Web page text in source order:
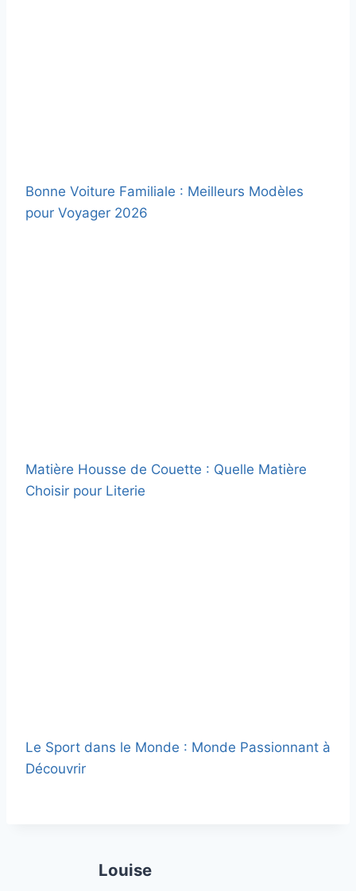
Bonne Voiture Familiale : Meilleurs Modèles
pour Voyager 2026
Matière Housse de Couette : Quelle Matière
Choisir pour Literie
Le Sport dans le Monde : Monde Passionnant à
Découvrir
Louise